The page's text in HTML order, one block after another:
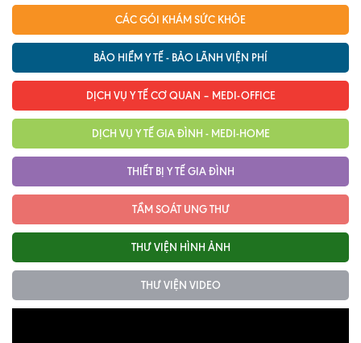
CÁC GÓI KHÁM SỨC KHỎE
BẢO HIỂM Y TẾ - BẢO LÃNH VIỆN PHÍ
DỊCH VỤ Y TẾ CƠ QUAN – MEDI-OFFICE
DỊCH VỤ Y TẾ GIA ĐÌNH - MEDI-HOME
THIẾT BỊ Y TẾ GIA ĐÌNH
TẦM SOÁT UNG THƯ
THƯ VIỆN HÌNH ẢNH
THƯ VIỆN VIDEO